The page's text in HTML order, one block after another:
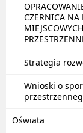
CZERNICA NA
Strategia
Wnioski o
Oświata